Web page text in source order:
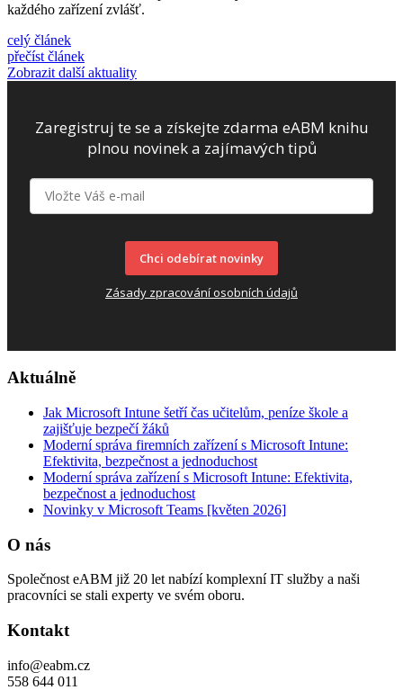
každého zařízení zvlášť.
celý článek
přečíst článek
Zobrazit další aktuality
Zaregistruj te se a získejte zdarma eABM knihu
plnou novinek a zajímavých tipů
Chci odebírat novinky
Zásady zpracování osobních údajů
Aktuálně
Jak Microsoft Intune šetří čas učitelům, peníze škole a
zajišťuje bezpečí žáků
Moderní správa firemních zařízení s Microsoft Intune:
Efektivita, bezpečnost a jednoduchost
Moderní správa zařízení s Microsoft Intune: Efektivita,
bezpečnost a jednoduchost
Novinky v Microsoft Teams [květen 2026]
O nás
Společnost eABM již 20 let nabízí komplexní IT služby a naši
pracovníci se stali experty ve svém oboru.
Kontakt
info@eabm.cz
558 644 011